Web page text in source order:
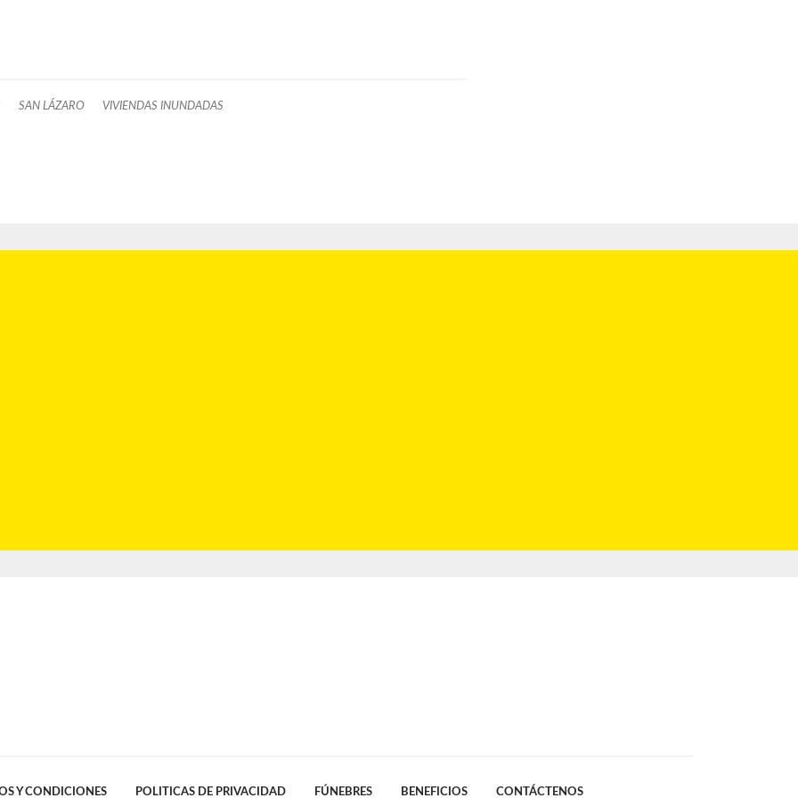
SAN LÁZARO VIVIENDAS INUNDADAS
Y CONDICIONES POLITICAS DE PRIVACIDAD FÚNEBRES BENEFICIOS CONTÁCTENOS